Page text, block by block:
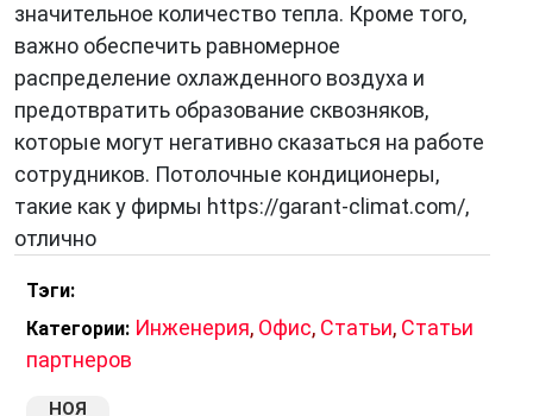
значительное количество тепла. Кроме того,
важно обеспечить равномерное
распределение охлажденного воздуха и
предотвратить образование сквозняков,
которые могут негативно сказаться на работе
сотрудников. Потолочные кондиционеры,
такие как у фирмы https://garant-climat.com/,
отлично
Тэги:
Категории: Инженерия, Офис, Статьи, Статьи
партнеров
НОЯ